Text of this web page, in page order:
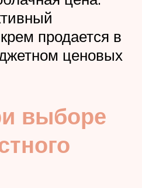
продается в
ценовых
выборе